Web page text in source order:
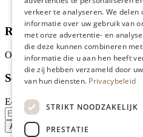
Tips
Recensies
Onze klanten waarderen ons met
Schrijf je in voor onze
E-mailadres
verkeer te analyseren. We delen
informatie over uw gebruik van
met onze advertentie- en
die deze kunnen combineren
informatie die u aan hen heeft
die zij hebben verzameld door
van hun diensten. Privacybeleid
STRIKT NOODZAKELIJK
PRESTATIE